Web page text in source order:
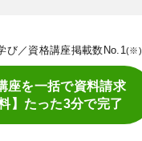
び／資格講座掲載数No.1 (※)
座を一括で資料請求
料】たった3分で完了